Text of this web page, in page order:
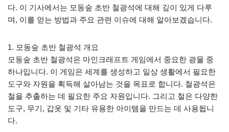
다. 이 기사에서는 모동숲 초반 철광석에 대해 깊이 있게 다루
며, 이를 얻는 방법과 주요 관련 이슈에 대해 알아보겠습니다.
1. 모동숲 초반 철광석 개요
모동숲 초반 철광석은 마인크래프트 게임에서 중요한 광물 중
하나입니다. 이 게임은 세계를 생성하고 일상 생활에서 필요한
도구와 자원을 획득해 살아남는 것을 목표로 합니다. 철광석은
철을 추출하는 데 필요한 주요 자원입니다. 그리고 철은 다양한
도구, 무기, 갑옷 및 기타 유용한 아이템을 만드는 데 사용됩니
다.